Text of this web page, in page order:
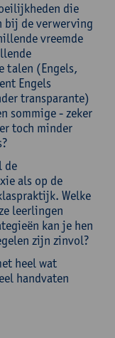
die
bij de verwerving
vreemde
talen (Engels,
Engels
transparante)
sommige - zeker
toch minder
de
als op de
Welke
leerlingen
kan je hen
zijn zinvol?
heel wat
handvaten